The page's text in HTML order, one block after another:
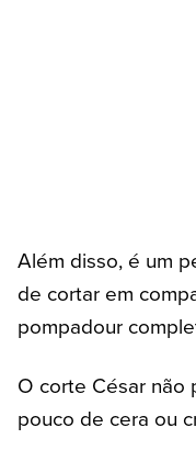
Além disso, é um
de cortar em
pompadour
O corte César não
pouco de cera ou